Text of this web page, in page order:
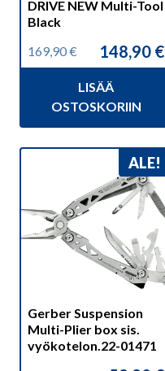
DRIVE NEW Multi-Tool
Black
169,90€
Alkuperäinen
hinta
169,90 €.
148,90 €
Nykyinen
hinta
148,90 €.
LISÄÄ
OSTOSKORIIN
ALE!
Gerber Suspension
Multi-Plier box sis.
vyökotelon.22-01471